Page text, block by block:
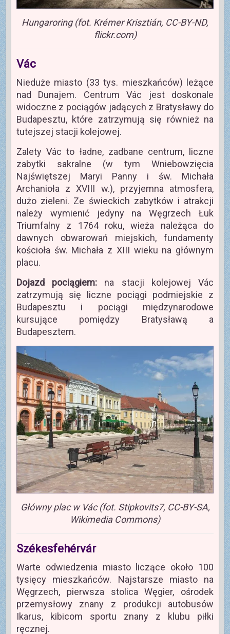
Hungaroring (fot. Krémer Krisztián, CC-BY-ND,
flickr.com)
Vác
Nieduże miasto (33 tys. mieszkańców) leżące
nad Dunajem. Centrum Vác jest doskonale
widoczne z pociągów jadących z Bratysławy do
Budapesztu, które zatrzymują się również na
tutejszej stacji kolejowej.
Zalety Vác to ładne, zadbane centrum, liczne
zabytki sakralne (w tym Wniebowzięcia
Najświętszej Maryi Panny i św. Michała
Archanioła z XVIII w.), przyjemna atmosfera,
dużo zieleni. Ze świeckich zabytków i atrakcji
należy wymienić jedyny na Węgrzech Łuk
Triumfalny z 1764 roku, wieża należąca do
dawnych obwarowań miejskich, fundamenty
kościoła św. Michała z XIII wieku na głównym
placu.
Dojazd pociągiem: na stacji kolejowej Vác
zatrzymują się liczne pociągi podmiejskie z
Budapesztu i pociągi międzynarodowe
kursujące pomiędzy Bratysławą a
Budapesztem.
Główny plac w Vác (fot. Stipkovits7, CC-BY-SA,
Wikimedia Commons)
Székesfehérvár
Warte odwiedzenia miasto liczące około 100
tysięcy mieszkańców. Najstarsze miasto na
Węgrzech, pierwsza stolica Węgier, ośrodek
przemysłowy znany z produkcji autobusów
Ikarus, kibicom sportu znany z klubu piłki
ręcznej.